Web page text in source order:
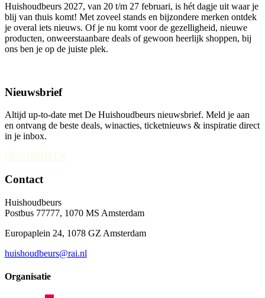
Huishoudbeurs 2027, van 20 t/m 27 februari, is hét dagje uit waar je
blij van thuis komt! Met zoveel stands en bijzondere merken ontdek
je overal iets nieuws. Of je nu komt voor de gezelligheid, nieuwe
producten, onweerstaanbare deals of gewoon heerlijk shoppen, bij
ons ben je op de juiste plek.
Nieuwsbrief
Altijd up-to-date met De Huishoudbeurs nieuwsbrief. Meld je aan
en ontvang de beste deals, winacties, ticketnieuws & inspiratie direct
in je inbox.
INSCHRIJVEN
Contact
Huishoudbeurs
Postbus 77777, 1070 MS Amsterdam
Europaplein 24, 1078 GZ Amsterdam
huishoudbeurs@rai.nl
Organisatie